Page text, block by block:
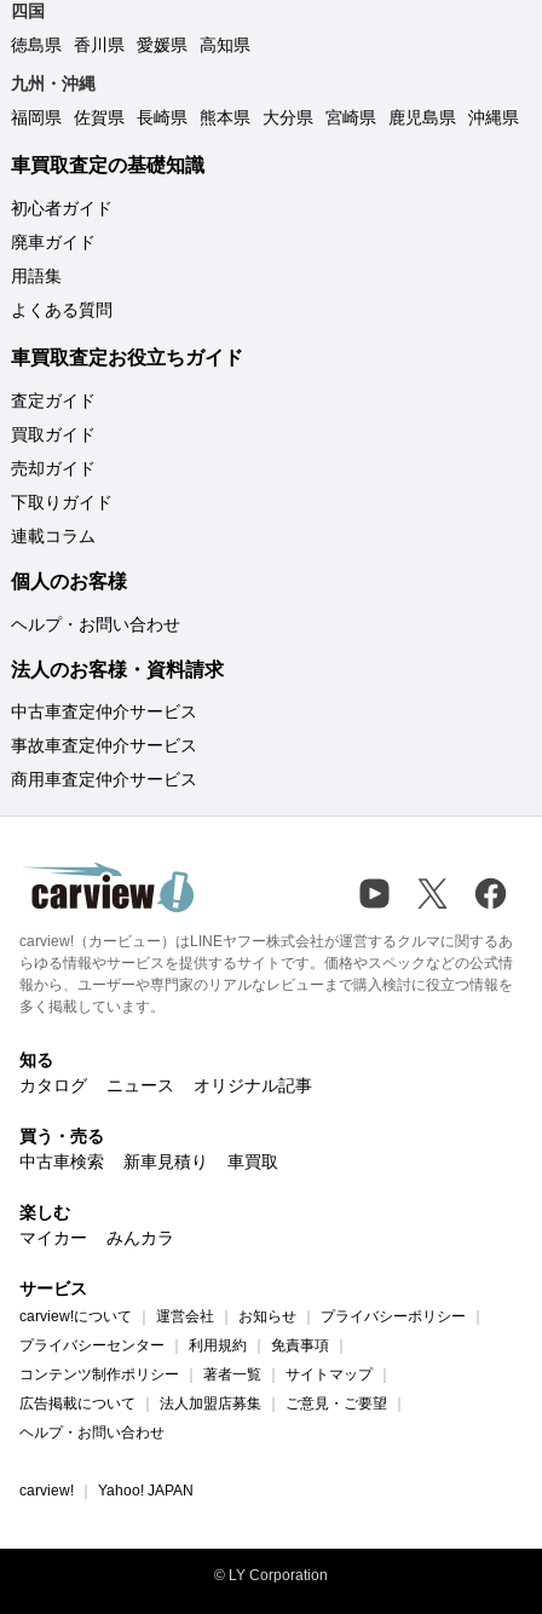
四国
徳島県
香川県 愛媛県
高知県
九州・沖縄
福岡県
佐賀県 長崎県 熊本県 大分県 宮崎県 鹿児島県 沖縄県
車買取査定の基礎知識
初心者ガイド
廃車ガイド
用語集
よくある質問
車買取査定お役立ちガイド
査定ガイド
買取ガイド
売却ガイド
下取りガイド
連載コラム
個人のお客様
ヘルプ・お問い合わせ
法人のお客様・資料請求
中古車査定仲介サービス
事故車査定仲介サービス
商用車査定仲介サービス
carview!（カービュー）はLINEヤフー株式会社が運営するクルマに関するあ
らゆる情報やサービスを提供するサイトです。価格やスペックなどの公式情
報から、ユーザーや専門家のリアルなレビューまで購入検討に役立つ情報を
多く掲載しています。
知る
カタログ
ニュース オリジナル記事
買う・売る
中古車検索
新車見積り 車買取
楽しむ
マイカー
みんカラ
サービス
carview!について 運営会社 お知らせ
プライバシーポリシー
プライバシーセンター
利用規約
免責事項
コンテンツ制作ポリシー
著者一覧
サイトマップ
広告掲載について
法人加盟店募集
ご意見・ご要望
ヘルプ・お問い合わせ
carview! Yahoo! JAPAN
© LY Corporation